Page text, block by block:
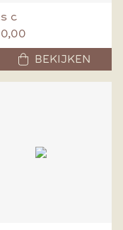
c
BEKIJKEN